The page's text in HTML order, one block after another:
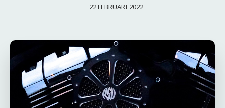
22 FEBRUARI 2022